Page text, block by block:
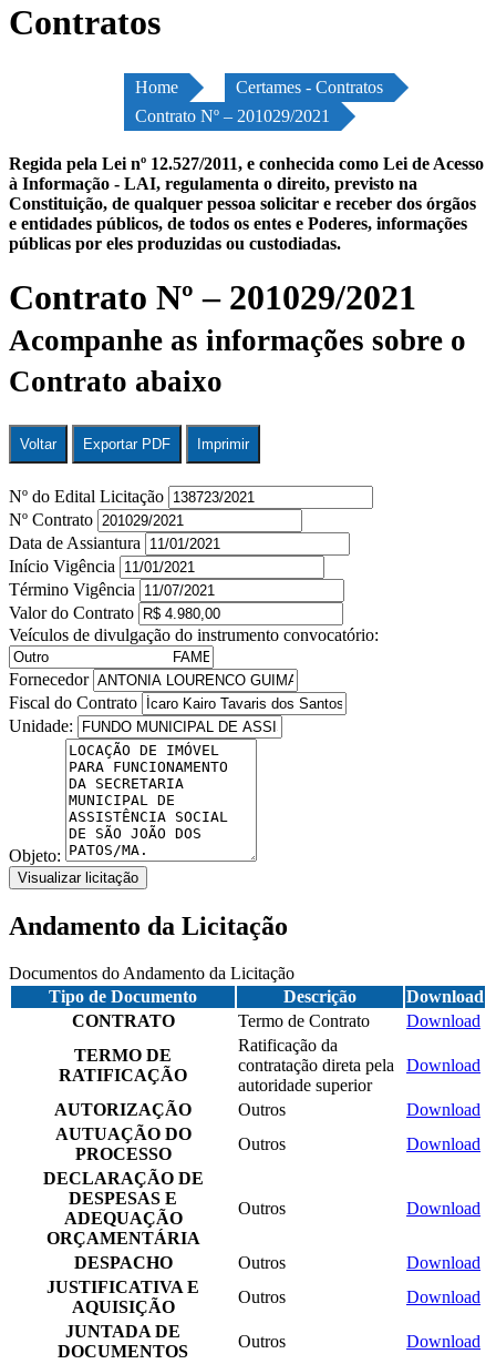
Contratos
Home
Certames - Contratos
Contrato Nº – 201029/2021
Regida pela Lei nº 12.527/2011, e conhecida como Lei de Acesso
à Informação - LAI, regulamenta o direito, previsto na
Constituição, de qualquer pessoa solicitar e receber dos órgãos
e entidades públicos, de todos os entes e Poderes, informações
públicas por eles produzidas ou custodiadas.
Contrato Nº – 201029/2021
Acompanhe as informações sobre o
Contrato abaixo
Voltar Exportar PDF Imprimir
Nº do Edital Licitação
Nº Contrato
Data de Assiantura
Início Vigência
Término Vigência
Valor do Contrato
Veículos de divulgação do instrumento convocatório:
Fornecedor
Fiscal do Contrato
Unidade:
Objeto:
Visualizar licitação
Andamento da Licitação
Documentos do Andamento da Licitação
Tipo de Documento
Descrição
Download
CONTRATO
Termo de Contrato
Download
TERMO DE
RATIFICAÇÃO
Ratificação da
contratação direta pela
autoridade superior
Download
AUTORIZAÇÃO Outros
Download
AUTUAÇÃO DO
PROCESSO
Outros
Download
DECLARAÇÃO DE
DESPESAS E
ADEQUAÇÃO
ORÇAMENTÁRIA
Outros Download
DESPACHO Outros
Download
JUSTIFICATIVA E
AQUISIÇÃO
Outros
Download
JUNTADA DE
DOCUMENTOS
Outros
Download